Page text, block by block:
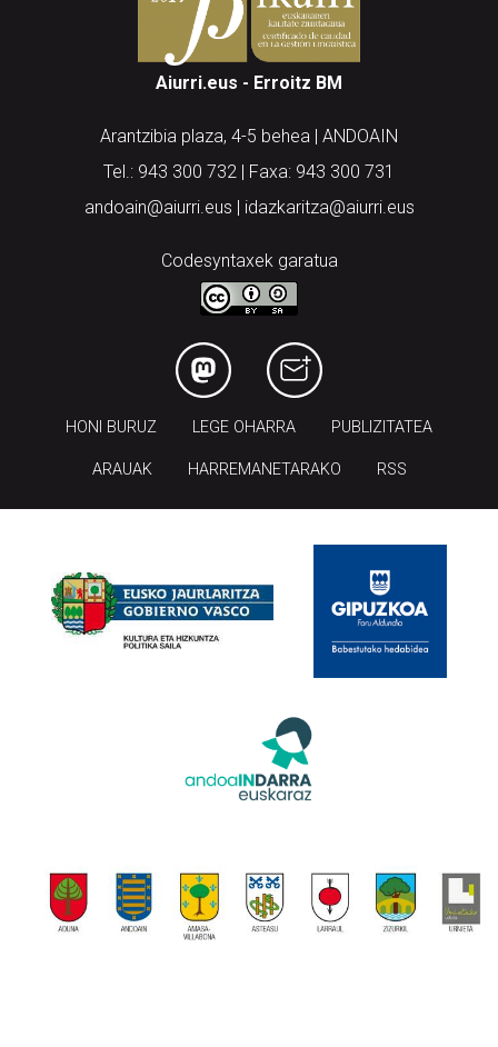
Aiurri.eus - Erroitz BM
Arantzibia plaza, 4-5 behea | ANDOAIN
Tel.: 943 300 732 | Faxa: 943 300 731
andoain@aiurri.eus | idazkaritza@aiurri.eus
Codesyntaxek garatua
HONI BURUZ LEGE OHARRA PUBLIZITATEA
ARAUAK HARREMANETARAKO RSS